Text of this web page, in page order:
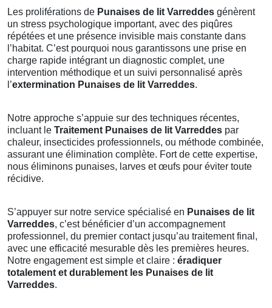
Les proliférations de Punaises de lit Varreddes génèrent
un stress psychologique important, avec des piqûres
répétées et une présence invisible mais constante dans
l’habitat. C’est pourquoi nous garantissons une prise en
charge rapide intégrant un diagnostic complet, une
intervention méthodique et un suivi personnalisé après
l’extermination Punaises de lit Varreddes.
Notre approche s’appuie sur des techniques récentes,
incluant le Traitement Punaises de lit Varreddes par
chaleur, insecticides professionnels, ou méthode combinée,
assurant une élimination complète. Fort de cette expertise,
nous éliminons punaises, larves et œufs pour éviter toute
récidive.
S’appuyer sur notre service spécialisé en Punaises de lit
Varreddes, c’est bénéficier d’un accompagnement
professionnel, du premier contact jusqu’au traitement final,
avec une efficacité mesurable dès les premières heures.
Notre engagement est simple et claire : éradiquer
totalement et durablement les Punaises de lit
Varreddes.